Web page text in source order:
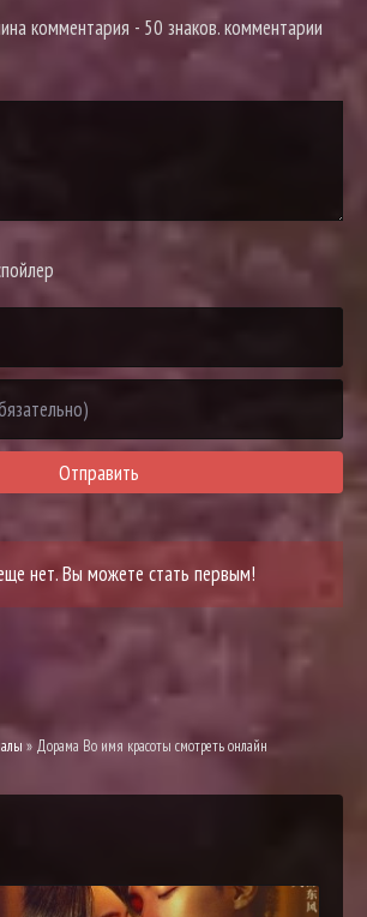
комментария - 50 знаков. комментарии
Отправить
нет. Вы можете стать первым!
» Дорама Во имя красоты смотреть онлайн